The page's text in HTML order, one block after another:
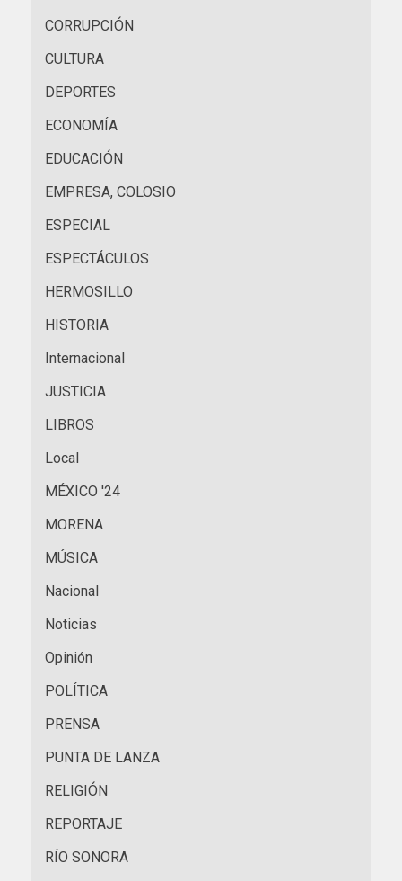
CORRUPCIÓN
CULTURA
DEPORTES
ECONOMÍA
EDUCACIÓN
EMPRESA, COLOSIO
ESPECIAL
ESPECTÁCULOS
HERMOSILLO
HISTORIA
Internacional
JUSTICIA
LIBROS
Local
MÉXICO '24
MORENA
MÚSICA
Nacional
Noticias
Opinión
POLÍTICA
PRENSA
PUNTA DE LANZA
RELIGIÓN
REPORTAJE
RÍO SONORA